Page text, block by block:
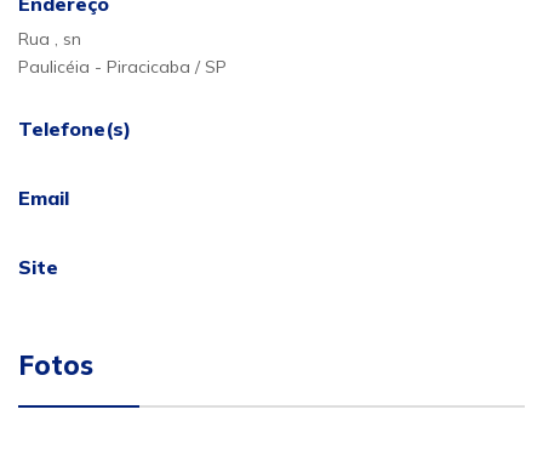
Rua , sn
Paulicéia - Piracicaba / SP
Telefone(s)
Email
Site
Fotos